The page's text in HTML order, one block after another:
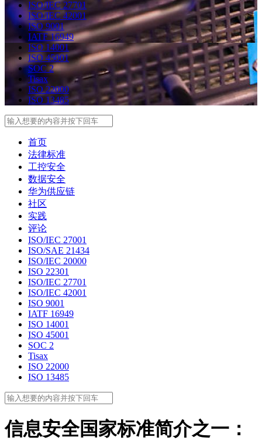
ISO/IEC 27701
ISO/IEC 42001
ISO 9001
IATF 16949
ISO 14001
ISO 45001
SOC 2
Tisax
ISO 22000
ISO 13485
首页
法律标准
工控安全
数据安全
华为供应链
社区
实践
评论
ISO/IEC 27001
ISO/SAE 21434
ISO/IEC 20000
ISO 22301
ISO/IEC 27701
ISO/IEC 42001
ISO 9001
IATF 16949
ISO 14001
ISO 45001
SOC 2
Tisax
ISO 22000
ISO 13485
信息安全国家标准简介之一：